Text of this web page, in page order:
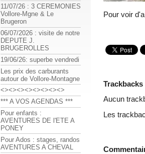
Pour voir
Trackbacks
Aucun
Les
11/07/26 : 3 CEREMONIES
Vollore-Mgne & Le
Brugeron
06/07/2026 : visite de notre
DEPUTE J.
BRUGEROLLES
19/06/26: superbe vendredi
Les prix des carburants
autour de Vollore-Montagne
<><><><><><><><>
*** A VOS AGENDAS ***
Pour enfants :
AVENTURES DE l'ETE A
PONEY
Pour Ados : stages, randos
AVENTURES A CHEVAL